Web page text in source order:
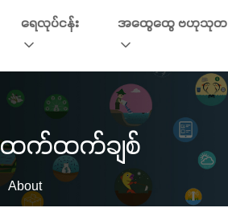
ရေလုပ်ငန်း အထွေထွေ ဗဟုသုတ
းထက်ထက်ချစ်
About